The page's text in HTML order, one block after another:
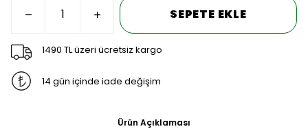
SEPETE EKLE
1490 TL üzeri ücretsiz kargo
14 gün içinde iade değişim
Ürün Açıklaması